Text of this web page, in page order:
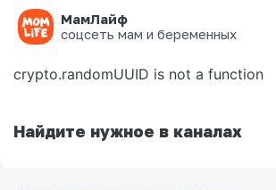
МамЛайф
соцсеть мам и беременных
Ошибка на странице
crypto.randomUUID is not a function
Найдите нужное в каналах